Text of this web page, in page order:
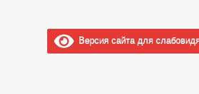
Версия сайта для